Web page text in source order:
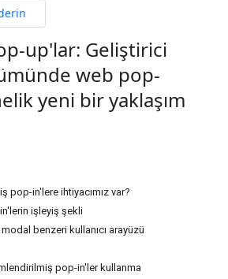
up'lar: Geliştirici
web pop-
yeni bir yaklaşım
pop-in'lere ihtiyacımız var?
işleyiş şekli
benzeri kullanıcı arayüzü
pop-in'ler kullanma